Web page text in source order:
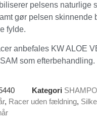
pelsens naturlige
gør pelsen skinnende
fylde.
anbefales KW ALOE
som efterbehandling.
Kategori
, Racer uden fældning,